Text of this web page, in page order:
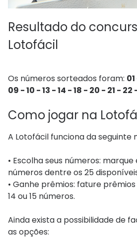
Resultado do
Lotofácil
Os números sorteados foram:
09 - 10 - 13 - 14 - 18 - 20 - 21 - 22
Como jogar na
A Lotofácil funciona da seguinte
• Escolha seus números: marque
números dentre os 25
• Ganhe prêmios: fature prêmios
14 ou 15 números.
Ainda exista a possibilidade de
as opções: